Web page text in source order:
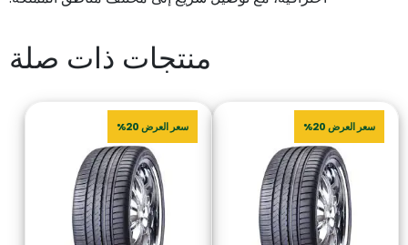
منتجات ذات صلة
سعر العرض 20% سعر العرض 20%